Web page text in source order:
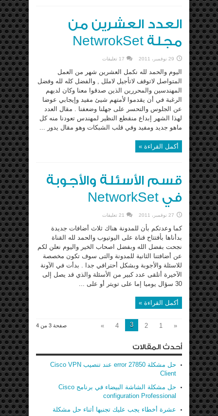
العدد العشرين من
مجلة NetwrokSet
29 نوفمبر، 2011 17 تعليقات
اليوم والحمد لله نكمل العشرين شهر من العمل
المتواصل لاتوقف لاتأجيل لاملل , والفضل كله لله وفضل
المهندسين والمحررين الذين صدقوا معنا وكان لديهم
الرغبة في أن يقدموا لأمتهم شيئ مفيد وإيجابي عوضا
عن الجلوس والتحسر على جهلنا وضعفنا . مقال العدد
لهذا الشهر إبداع منقطع النظير لمهندس تعودنا منه كل
ماهو جديد ومفيد وفي قلب الشبكات وهو مقال يدور ...
أكمل القراءة »
قسم الأسئلة والأجوبة
في NetworkSet
27 نوفمبر، 2011 21 تعليقات
كما وعدتكم بأن للمدونة هناك ثلاث أضافات جديدة
بدأناها بأفتتاح قناة على اليوتيوب والحمد لله القناة
نجحت بفضل الله وبفضل اصحاب الخير واليوم نعلن لكم
عن أضافتنا الثانية للمدونة والتى سوف تكون مخصصة
للاسئلة والأجوبة وبشكل أحترافي جدا . بدأت في الآونة
الآخيرة أتلقى عدد كبير من الأسئلة والذي قد يصل إلى
30 سؤال يوميا إما على تويتر أو على ...
أكمل القراءة »
صفحة 3 من 4 «
1
2
3
4
»
أحدث المقالات
حل مشكلة error 27850 عند تنصيب Cisco VPN
Client
حل مشكلة الشاشة البيضاء في برنامج Cisco
configuration Professional
عشرة أخطاء يجب عليك تجنبها أثناء حل مشكلة